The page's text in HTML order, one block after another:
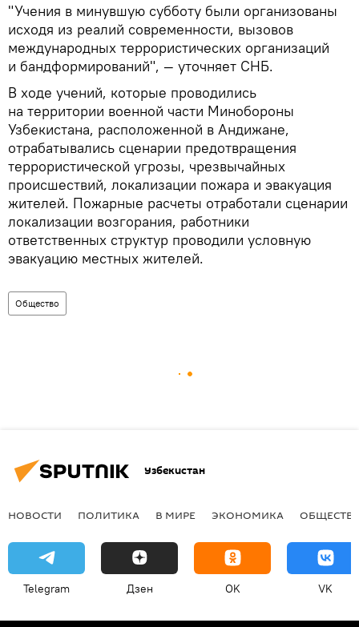
"Учения в минувшую субботу были организованы
исходя из реалий современности, вызовов
международных террористических организаций
и бандформирований", — уточняет СНБ.
В ходе учений, которые проводились
на территории военной части Минобороны
Узбекистана, расположенной в Андижане,
отрабатывались сценарии предотвращения
террористической угрозы, чрезвычайных
происшествий, локализации пожара и эвакуация
жителей. Пожарные расчеты отработали сценарии
локализации возгорания, работники
ответственных структур проводили условную
эвакуацию местных жителей.
Общество
Узбекистан
НОВОСТИ ПОЛИТИКА В МИРЕ ЭКОНОМИКА
Telegram Дзен OK VK